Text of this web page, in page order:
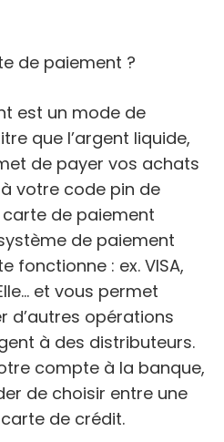
de paiement ?
est un mode de
que l’argent liquide,
de payer vos achats
votre code pin de
de paiement
de paiement
fonctionne : ex. VISA,
et vous permet
d’autres opérations
à des distributeurs.
compte à la banque,
de choisir entre une
de crédit.